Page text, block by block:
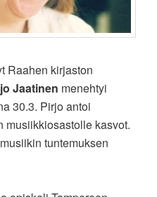
Raahen kirjaston
Jaatinen menehtyi
30.3. Pirjo antoi
musiikkiosastolle kasvot.
tuntemuksen